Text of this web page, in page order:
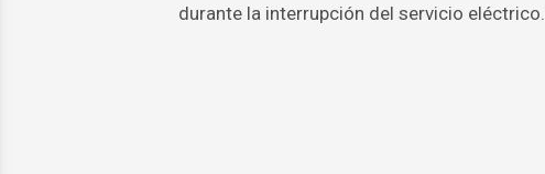
durante la interrupción del servicio eléctrico.